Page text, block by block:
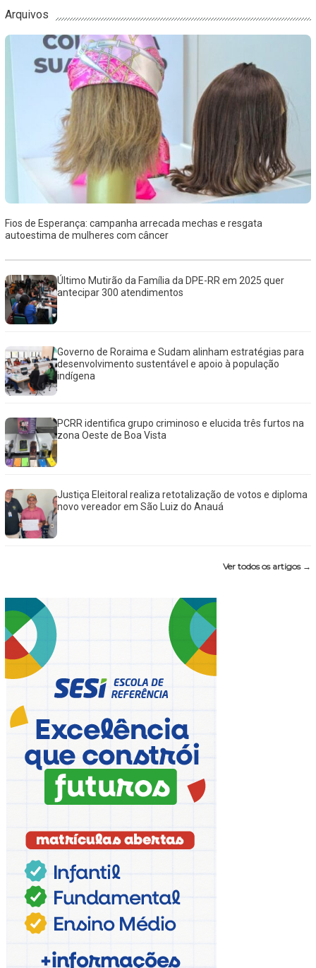
Arquivos
Fios de Esperança: campanha arrecada mechas e resgata
autoestima de mulheres com câncer
Último Mutirão da Família da DPE-RR em 2025 quer
antecipar 300 atendimentos
Governo de Roraima e Sudam alinham estratégias para
desenvolvimento sustentável e apoio à população
indígena
PCRR identifica grupo criminoso e elucida três furtos na
zona Oeste de Boa Vista
Justiça Eleitoral realiza retotalização de votos e diploma
novo vereador em São Luiz do Anauá
Ver todos os artigos →